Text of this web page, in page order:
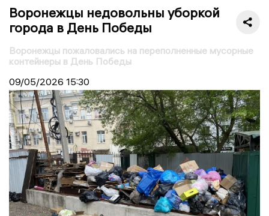
Воронежцы недовольны уборкой
города в День Победы
Воронежцы пожаловались на переполненные мусорные
контейнеры в День Победы
09/05/2026 15:30